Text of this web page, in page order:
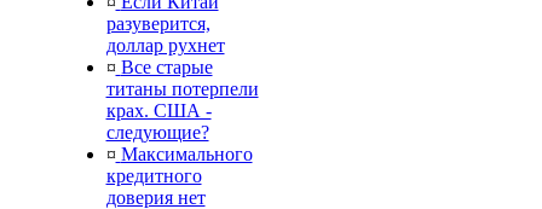
разуверится,
доллар рухнет
¤ Все старые
титаны потерпели
крах. США -
следующие?
¤ Максимального
кредитного
доверия нет